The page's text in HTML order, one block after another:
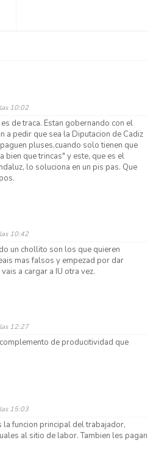
10:02
de traca. Estan gobernando con el
a pedir que sea la Diputacion de Cadiz
pluses,cuando solo tienen que
bien que trincas" y este, que es el
lo soluciona en un pis pas. Que
10:42
un chollito son los que quieren
mas falsos y empezad por dar
a cargar a IU otra vez.
12:27
de producitividad que
15:03
la funcion principal del trabajador,
al sitio de labor. Tambien les pagan